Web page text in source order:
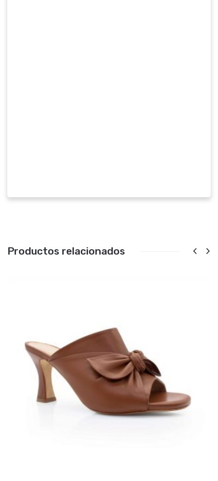
Productos relacionados